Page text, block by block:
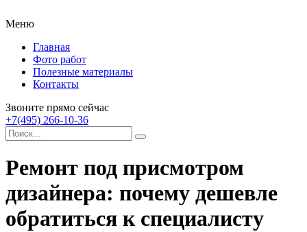
Меню
Главная
Фото работ
Полезные материалы
Контакты
Звоните прямо сейчас
+7(495) 266-10-36
Ремонт под присмотром
дизайнера: почему дешевле
обратиться к специалисту